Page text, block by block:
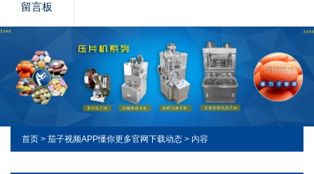
留言板
首页 > 茄子视频APP懂你更多官网下载动态 > 内容